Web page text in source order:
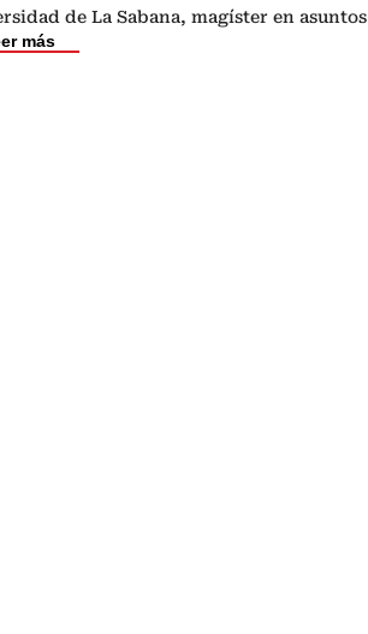
de La Sabana, magíster en asuntos
más